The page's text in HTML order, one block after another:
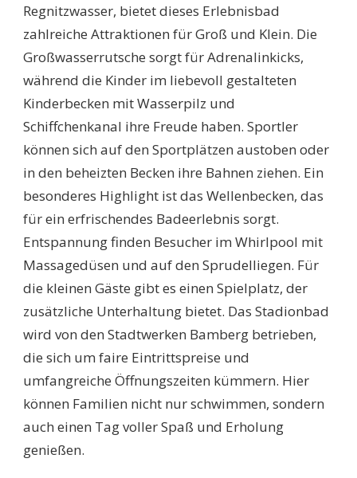
Regnitzwasser, bietet dieses Erlebnisbad
zahlreiche Attraktionen für Groß und Klein. Die
Großwasserrutsche sorgt für Adrenalinkicks,
während die Kinder im liebevoll gestalteten
Kinderbecken mit Wasserpilz und
Schiffchenkanal ihre Freude haben. Sportler
können sich auf den Sportplätzen austoben oder
in den beheizten Becken ihre Bahnen ziehen. Ein
besonderes Highlight ist das Wellenbecken, das
für ein erfrischendes Badeerlebnis sorgt.
Entspannung finden Besucher im Whirlpool mit
Massagedüsen und auf den Sprudelliegen. Für
die kleinen Gäste gibt es einen Spielplatz, der
zusätzliche Unterhaltung bietet. Das Stadionbad
wird von den Stadtwerken Bamberg betrieben,
die sich um faire Eintrittspreise und
umfangreiche Öffnungszeiten kümmern. Hier
können Familien nicht nur schwimmen, sondern
auch einen Tag voller Spaß und Erholung
genießen.